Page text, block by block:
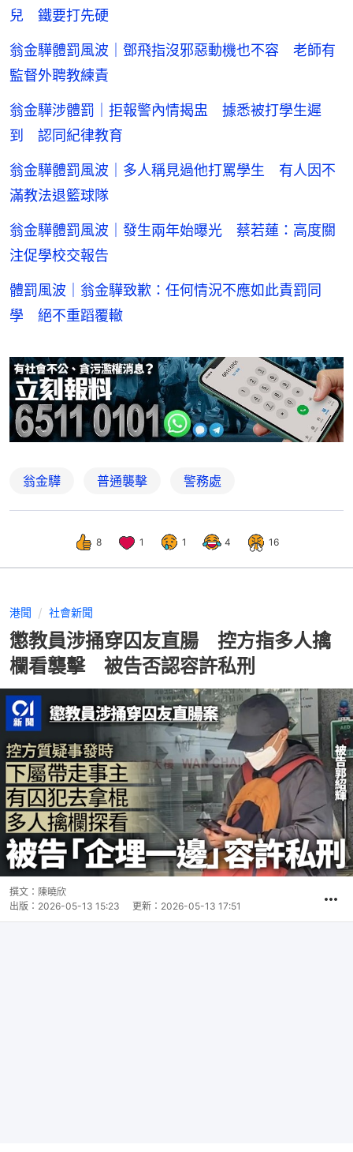
兒 鐵要打先硬
翁金驊體罰風波｜鄧飛指沒邪惡動機也不容 老師有
監督外聘教練責
翁金驊涉體罰｜拒報警內情揭盅 據悉被打學生遲
到 認同紀律教育
翁金驊體罰風波｜多人稱見過他打罵學生 有人因不
滿教法退籃球隊
翁金驊體罰風波｜發生兩年始曝光 蔡若蓮：高度關
注促學校交報告
體罰風波｜翁金驊致歉：任何情況不應如此責罰同
學 絕不重蹈覆轍
翁金驊 普通襲擊 警務處
8 1 1 4 16
港聞 社會新聞
懲教員涉捅穿囚友直腸 控方指多人擒
欄看襲擊 被告否認容許私刑
撰文： 陳曉欣
出版： 2026-05-13 15:23 更新： 2026-05-13 17:51